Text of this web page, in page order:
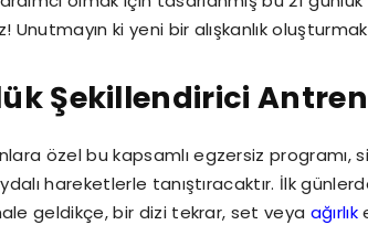
Unutmayın ki yeni bir alışkanlık
Şekillendirici
özel bu kapsamlı egzersiz programı,
hareketlerle tanıştıracaktır. İlk
geldikçe, bir dizi tekrar, set veya ağırlık